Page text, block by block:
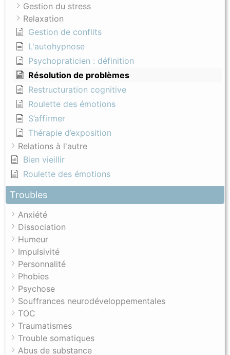
Gestion du stress
Relaxation
Gestion de conflits
L'autohypnose
Psychopraticien : définition
Résolution de problèmes
Restructuration cognitive
Roulette des émotions
S’affirmer
Thérapie d’exposition
Relations à l'autre
Bien vieillir
Roulette des émotions
Troubles
Anxiété
Dissociation
Humeur
Impulsivité
Personnalité
Phobies
Psychose
Souffrances neurodéveloppementales
TOC
Traumatismes
Trouble somatiques
Abus de substance